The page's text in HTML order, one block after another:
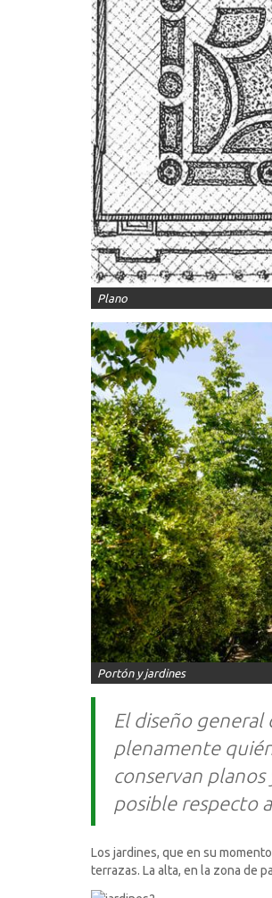
Plano
Portón y jardines
El diseño
plenamente
conservan
posible respecto
Los jardines, que en su
terrazas. La alta, en la zona de